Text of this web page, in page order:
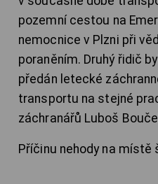
pozemní cestou na
nemocnice v Plzni při
poraněním. Druhý řidič
předán letecké
transportu na stejné
záchranářů Luboš
Příčinu nehody na